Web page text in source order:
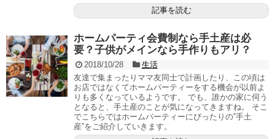
記事を読む
ホームパーティ会費制なら手土産は必
要？子供がメインなら手作りもアリ？
2018/10/28
生活
友達で集まったりママ友同士で計画したり、この頃は
お店ではなくてホームパーティーをする機会が以前よ
りも多くなっているようです。 でも、誰かの家に伺う
となると、手土産のことが気になってきますね。 そこ
でこちらではホームパーティーにぴったりの‟手土
産”をご紹介していきます。